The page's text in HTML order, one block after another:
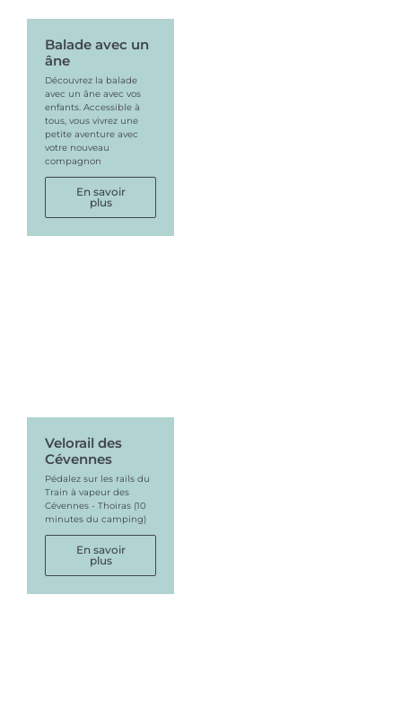
Balade avec un
âne
Découvrez la balade
avec un âne avec vos
enfants. Accessible à
tous, vous vivrez une
petite aventure avec
votre nouveau
compagnon
En savoir
plus
Velorail des
Cévennes
Pédalez sur les rails du
Train à vapeur des
Cévennes - Thoiras (10
minutes du camping)
En savoir
plus